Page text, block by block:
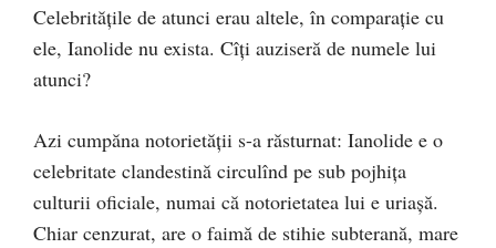
Celebrităţile de atunci erau altele, în comparaţie cu
ele, Ianolide nu exista. Cîţi auziseră de numele lui
atunci?
Azi cumpăna notorietăţii s-a răsturnat: Ianolide e o
celebritate clandestină circulînd pe sub pojhiţa
culturii oficiale, numai că notorietatea lui e uriaşă.
Chiar cenzurat, are o faimă de stihie subterană, mare